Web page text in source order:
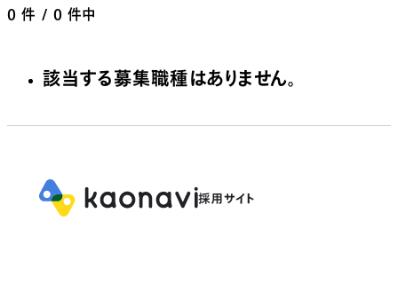
0 件 / 0 件中
該当する募集職種はありません。